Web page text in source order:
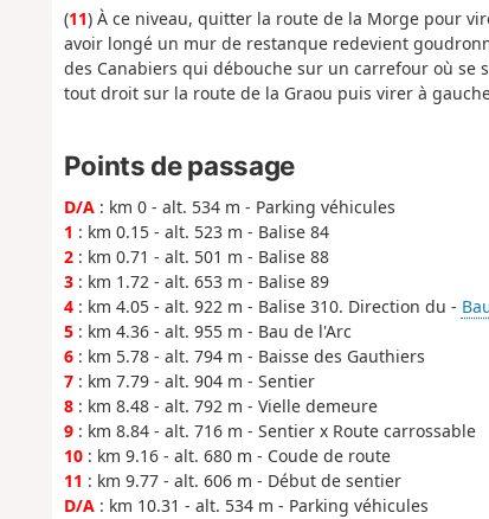
(11) À ce niveau, quitter la route de la Morge pour
avoir longé un mur de restanque redevient
des Canabiers qui débouche sur un carrefour où
tout droit sur la route de la Graou puis virer à
Points de passage
D/A: km 0 - alt. 534 m - Parking véhicules
1 : km 0.15 - alt. 523 m - Balise 84
2: km 0.71 - alt. 501 m - Balise 88
3: km 1.72 - alt. 653 m - Balise 89
4: km 4.05 - alt. 922 m - Balise 310. Direction du -
5: km 4.36 - alt. 955 m - Bau de l'Arc
6: km 5.78 - alt. 794 m - Baisse des Gauthiers
7: km 7.79 - alt. 904 m - Sentier
8: km 8.48 - alt. 792 m - Vielle demeure
9: km 8.84 - alt. 716 m - Sentier x Route carrossable
10: km 9.16 - alt. 680 m - Coude de route
11 : km 9.77 - alt. 606 m - Début de sentier
D/A: km 10.31 - alt. 534 m - Parking véhicules